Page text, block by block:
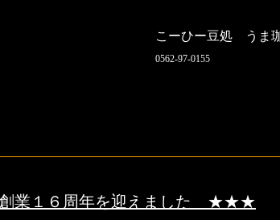
こーひー豆処 うま
0562-97-0155
１６周年を迎えました ★★★